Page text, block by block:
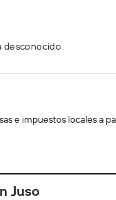
desconocido
e impuestos locales a
Juso